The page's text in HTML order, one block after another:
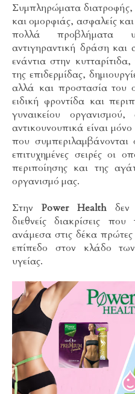
Συμπληρώματα διατροφής,
και ομορφιάς, ασφαλείς
πολλά προβλήματα
αντιγηραντική δράση και
ενάντια στην
της επιδερμίδας,
αλλά και προστασία του
ειδική φροντίδα και
γυναικείου
αντικουνουπικά είναι
που
επιτυχημένες σειρές οι
περιποίησης και της
οργανισμό μας.
Στην Power Healthδεν
διεθνείς διακρίσεις
ανάμεσα στις δέκα πρώτες
επίπεδο στον κλάδο
υγείας.